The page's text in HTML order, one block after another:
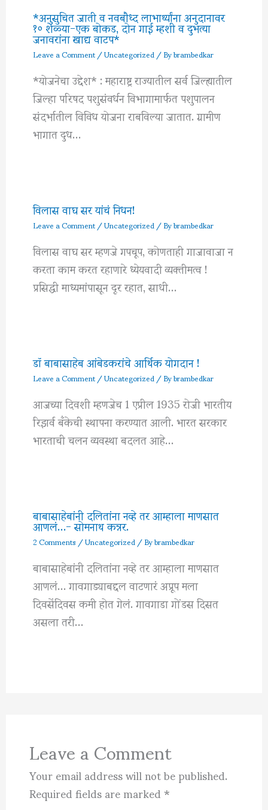
*अनुसुचित जाती व नवबौध्द लाभार्थ्यांना अनुदानावर
१० शेळ्या-एक बोकड, दोन गाई म्हशी व दुभत्या
जनावरांना खाद्य वाटप*
Leave a Comment/Uncategorized/ Bybrambedkar
*योजनेचा उद्देश* : महाराष्ट्र राज्यातील सर्व जिल्ह्यातील
जिल्हा परिषद पशुसंवर्धन विभागामार्फत पशुपालन
संदर्भातील विविध योजना राबविल्या जातात. ग्रामीण
भागात दुध…
विलास वाघ सर यांचं निधन!
Leave a Comment/Uncategorized/ Bybrambedkar
विलास वाघ सर म्हणजे गपचूप, कोणताही गाजावाजा न
करता काम करत रहाणारे ध्येयवादी व्यक्तीमत्व !
प्रसिद्धी माध्यमांपासून दूर रहात, साधी…
डॉ बाबासाहेब आंबेडकरांचे आर्थिक योगदान !
Leave a Comment/Uncategorized/ Bybrambedkar
आजच्या दिवशी म्हणजेच 1 एप्रील 1935 रोजी भारतीय
रिझर्व बँकेची स्थापना करण्यात आली. भारत सरकार
भारताची चलन व्यवस्था बदलत आहे…
बाबासाहेबांनी दलितांना नव्हे तर आम्हाला माणसात
आणलं…- सोमनाथ कन्नर.
2 Comments/Uncategorized/ Bybrambedkar
बाबासाहेबांनी दलितांना नव्हे तर आम्हाला माणसात
आणलं… गावगाड्याबद्दल वाटणारं अप्रूप मला
दिवसेंदिवस कमी होत गेलं. गावगाडा गोंडस दिसत
असला तरी…
Leave a Comment
Your email address will not be published.
Required fields are marked*